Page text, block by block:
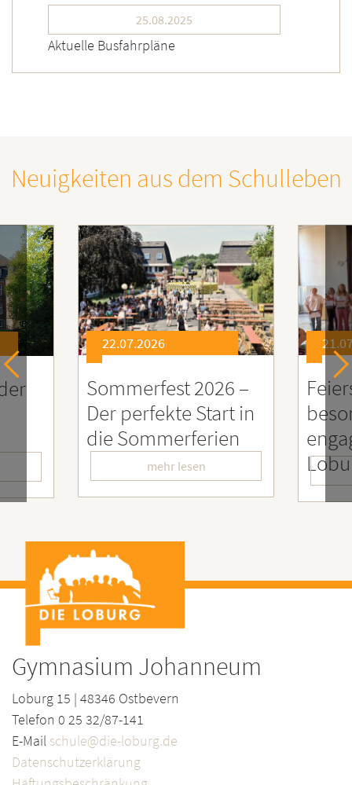
25.08.2025
Aktuelle Busfahrpläne
Neuigkeiten aus dem Schulleben
22.07.2026
2026 –
perfekte Start in
Sommerferien
21.07.2026
Feierstunde zu
besonders
engagierter
LoburgerInnen
mehr lesen
Gymnasium Johanneum
Loburg 15 | 48346 Ostbevern
Telefon 0 25 32/87-141
E-Mail schule@die-loburg.de
Datenschutzerklärung